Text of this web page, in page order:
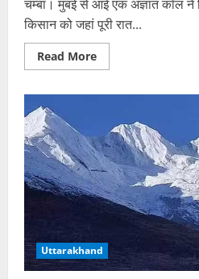
चम्बा। मुंबई से आई एक अज्ञात कॉल
किसान को जहां पूरी रात...
Read MoreRead
more
किया
डिजिटल
अरेस्ट,
सुबह
खाते
से
61,000
रुपये
पूरा
मामला
Uttarakhand